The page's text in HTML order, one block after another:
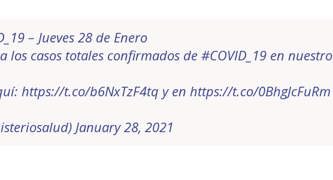
– Jueves 28 de Enero
los casos totales confirmados de #COVID_19 en nuestro
https://t.co/b6NxTzF4tq y en https://t.co/0BhgJcFuRm
January 28, 2021